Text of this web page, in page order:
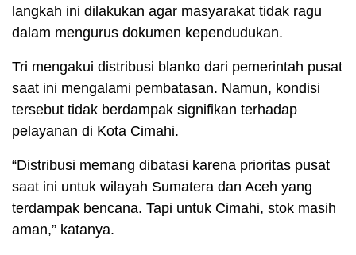
langkah ini dilakukan agar masyarakat tidak ragu
dalam mengurus dokumen kependudukan.
Tri mengakui distribusi blanko dari pemerintah pusat
saat ini mengalami pembatasan. Namun, kondisi
tersebut tidak berdampak signifikan terhadap
pelayanan di Kota Cimahi.
“Distribusi memang dibatasi karena prioritas pusat
saat ini untuk wilayah Sumatera dan Aceh yang
terdampak bencana. Tapi untuk Cimahi, stok masih
aman,” katanya.